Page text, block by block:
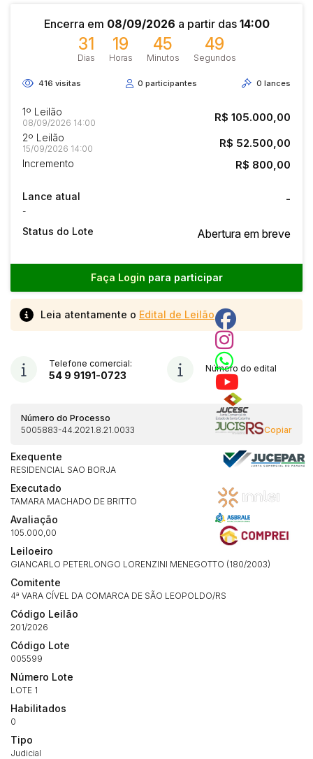
Encerra em 08/09/2026 a partir das 14:00
31
Dias
19
Horas
45
Minutos
49
Segundos
416 visitas 0participantes 0 lances
1º Leilão
08/09/2026 14:00 R$ 105.000,00
2º Leilão
15/09/2026 14:00 R$ 52.500,00
Incremento R$ 800,00
Lance atual
-
-
Status do Lote Abertura em breve
Faça Login para participar
Leia atentamente o Edital de Leilão
Telefone comercial:
54 9 9191-0723
Número do edital
Número do Processo
5005883-44.2021.8.21.0033
Copiar
Exequente
RESIDENCIAL SAO BORJA
Executado
TAMARA MACHADO DE BRITTO
Avaliação
105.000,00
Leiloeiro
GIANCARLO PETERLONGO LORENZINI MENEGOTTO (180/2003)
Comitente
4ª VARA CÍVEL DA COMARCA DE SÃO LEOPOLDO/RS
Código Leilão
201/2026
Código Lote
005599
Número Lote
LOTE 1
Habilitados
0
Tipo
Judicial